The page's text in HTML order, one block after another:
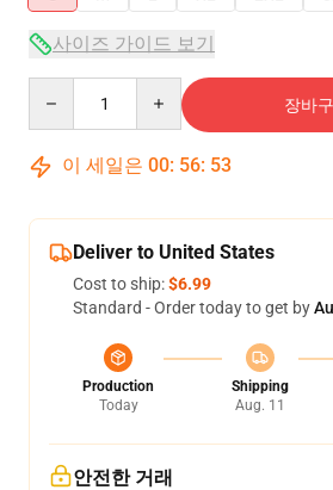
사이즈 가이드 보기
장바
이 세일은 00: 56: 53
Deliver to United States
Cost to ship:$6.99
Standard - Order today to get by
Production
Today
Shipping
Aug. 11
안전한 거래